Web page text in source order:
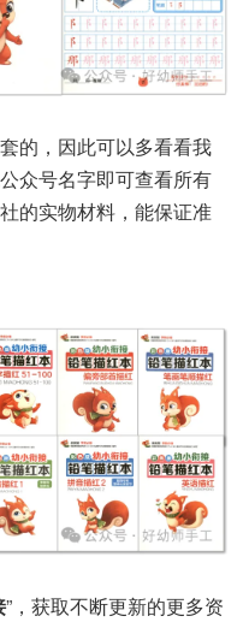
的，因此可以多看看我
众号名字即可查看所有
的实物材料，能保证准
”，获取不断更新的更多资